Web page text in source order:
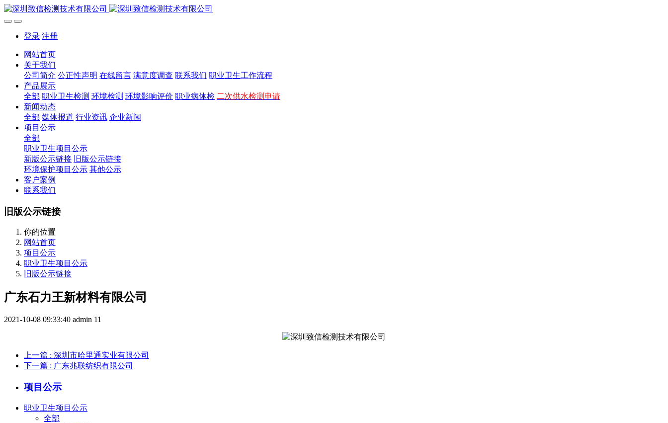
登录 注册
网站首页
关于我们
公司简介 公正性声明 在线留言 满意度调查 联系我们 职业卫生工作流程
产品展示
全部 职业卫生检测 环境检测 环境影响评价 职业病体检 二次供水检测申请
新闻动态
全部 媒体报道 行业资讯 企业新闻
项目公示
全部
职业卫生项目公示
新版公示链接
旧版公示链接
环境保护项目公示 其他公示
客户案例
联系我们
旧版公示链接
你的位置
网站首页
项目公示
职业卫生项目公示
旧版公示链接
广东石力王新材料有限公司
2021-10-08 09:33:40 admin 11
上一篇 : 深圳市哈里通实业有限公司
下一篇 : 广东兆联纺织有限公司
项目公示
职业卫生项目公示
全部